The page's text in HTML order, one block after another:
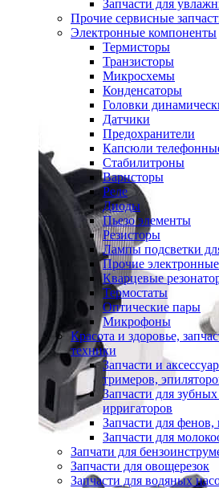
Запчасти для
Прочие сервисные
Электронные компоненты
Термисторы
Транзисторы
Микросхемы
Конденсаторы
Головки
Датчики
Предохранители
Капсюли
Стабилитроны
Варисторы
Реле
Диоды
Пьезо элементы
Резисторы
Лампы подсветки
Прочие
Кварцевые
Термостаты
Оптические пары
Микрофоны
Красота и здоровье,
техники
Запчасти и
тримеров,
Запчасти для
ирригаторов
Запчасти для
Запчасти для
Запчати для
Запчасти для овощерезок
Запчасти для водяных